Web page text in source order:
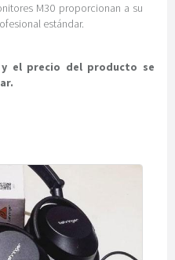
M30 proporcionan a su
estándar.
el precio del producto se